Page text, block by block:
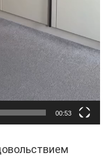
00:53